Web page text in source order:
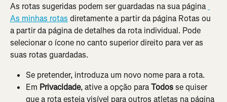
As rotas sugeridas podem ser guardadas na sua página
As minhas rotas diretamente a partir da página Rotas ou
a partir da página de detalhes da rota individual. Pode
selecionar o ícone no canto superior direito para ver as
suas rotas guardadas.
Se pretender, introduza um novo nome para a rota.
Em Privacidade, ative a opção para Todos se quiser
que a rota esteja visível para outros atletas na página